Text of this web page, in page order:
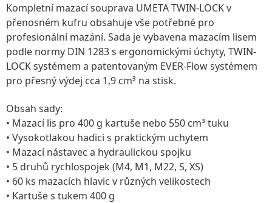
Kompletní mazací souprava UMETA TWIN-LOCKv
přenosném kufru obsahuje vše potřebné pro
profesionální mazání. Sada je vybavena mazacím lisem
podle normy DIN 1283 s ergonomickými úchyty, TWIN-
LOCK systémem a patentovaným EVER-Flow systémem
pro přesný výdej cca 1,9 cm³ na stisk.
Obsah sady:
• Mazací lis pro 400 g kartuše nebo 550 cm³ tuku
• Vysokotlakou hadici s praktickým uchytem
• Mazací nástavec a hydraulickou spojku
• 5 druhů rychlospojek (M4, M1, M22, S, XS)
• 60 ks mazacích hlavic v různých velikostech
• Kartuše s tukem 400 g